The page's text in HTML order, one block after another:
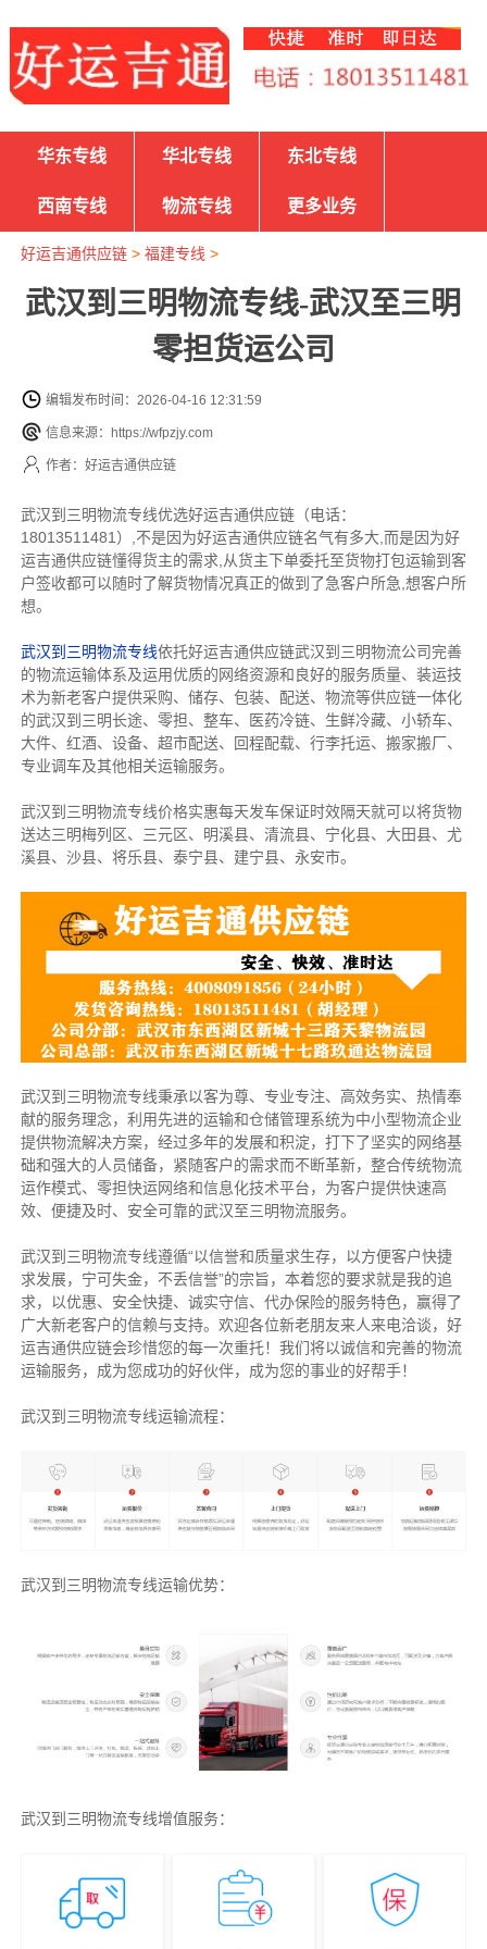
华东专线 华北专线 东北专线
西南专线 物流专线 更多业务
好运吉通供应链> 福建专线 >
武汉到三明物流专线-武汉至三明
零担货运公司
编辑发布时间：2026-04-16 12:31:59
信息来源：https://wfpzjy.com
作者：好运吉通供应链
武汉到三明物流专线优选好运吉通供应链（电话：
18013511481）,不是因为好运吉通供应链名气有多大,而是因为好
运吉通供应链懂得货主的需求,从货主下单委托至货物打包运输到客
户签收都可以随时了解货物情况真正的做到了急客户所急,想客户所
想。
武汉到三明物流专线依托好运吉通供应链武汉到三明物流公司完善
的物流运输体系及运用优质的网络资源和良好的服务质量、装运技
术为新老客户提供采购、储存、包装、配送、物流等供应链一体化
的武汉到三明长途、零担、整车、医药冷链、生鲜冷藏、小轿车、
大件、红酒、设备、超市配送、回程配载、行李托运、搬家搬厂、
专业调车及其他相关运输服务。
武汉到三明物流专线价格实惠每天发车保证时效隔天就可以将货物
送达三明梅列区、三元区、明溪县、清流县、宁化县、大田县、尤
溪县、沙县、将乐县、泰宁县、建宁县、永安市。
武汉到三明物流专线秉承以客为尊、专业专注、高效务实、热情奉
献的服务理念，利用先进的运输和仓储管理系统为中小型物流企业
提供物流解决方案，经过多年的发展和积淀，打下了坚实的网络基
础和强大的人员储备，紧随客户的需求而不断革新，整合传统物流
运作模式、零担快运网络和信息化技术平台，为客户提供快速高
效、便捷及时、安全可靠的武汉至三明物流服务。
武汉到三明物流专线遵循“以信誉和质量求生存，以方便客户快捷
求发展，宁可失金，不丢信誉”的宗旨，本着您的要求就是我的追
求，以优惠、安全快捷、诚实守信、代办保险的服务特色，赢得了
广大新老客户的信赖与支持。欢迎各位新老朋友来人来电洽谈，好
运吉通供应链会珍惜您的每一次重托！我们将以诚信和完善的物流
运输服务，成为您成功的好伙伴，成为您的事业的好帮手！
武汉到三明物流专线运输流程：
武汉到三明物流专线运输优势：
武汉到三明物流专线增值服务：